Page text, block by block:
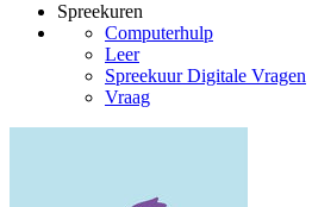
Spreekuren
Computerhulp
Leer
Spreekuur Digitale Vragen
Vraag